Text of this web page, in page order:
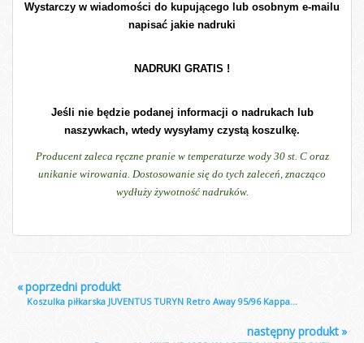
Wystarczy w wiadomości do kupującego lub osobnym e-mailu
napisać jakie nadruki
NADRUKI GRATIS !
Jeśli nie będzie podanej informacji o nadrukach lub
naszywkach, wtedy wysyłamy czystą koszulkę.
Producent zaleca ręczne pranie w temperaturze wody 30 st. C oraz
unikanie wirowania. Dostosowanie się do tych zaleceń, znacząco
wydłuży żywotność nadruków.
«poprzedni produkt
Koszulka piłkarska JUVENTUS TURYN Retro Away 95/96 Kappa...
»
następny produkt